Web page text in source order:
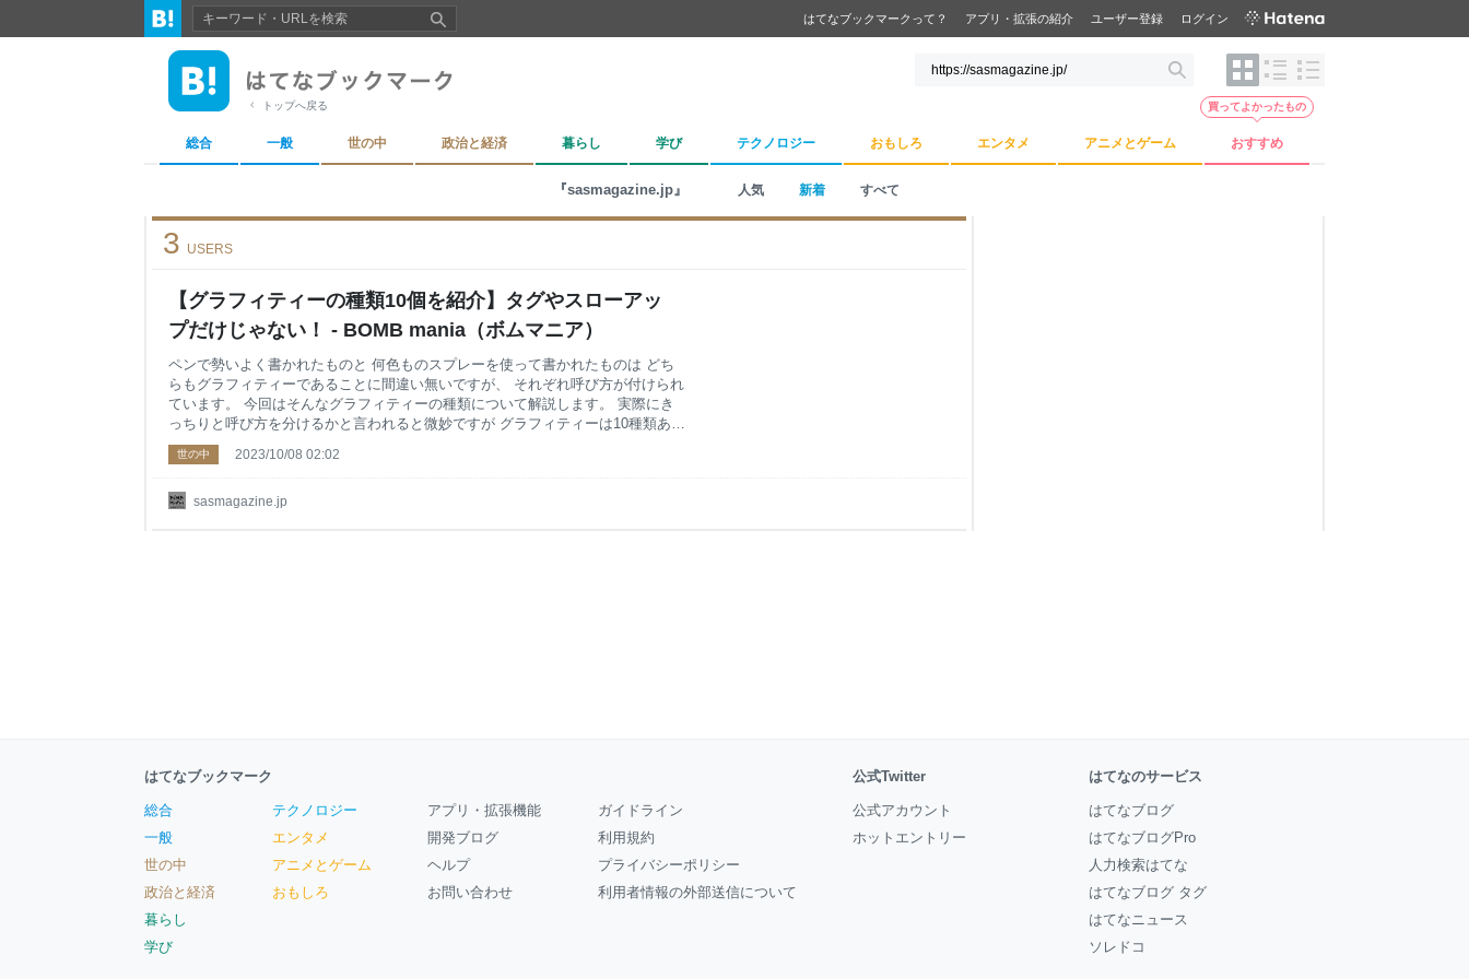
はてなブックマークって？ アプリ・拡張の紹介 ユーザー登録 ログイン
トップへ戻る
総合 一般 世の中 政治と経済 暮らし 学び テクノロジー おもしろ エンタメ アニメとゲーム おすすめ
買ってよかったもの
『sasmagazine.jp』 人気 新着 すべて
【グラフィティーの種類10個を紹介】タグやスローアッ
プだけじゃない！ - BOMB mania（ボムマニア）
3 USERS
sasmagazine.jp
ペンで勢いよく書かれたものと 何色ものスプレーを使って書かれたものは どち
らもグラフィティーであることに間違い無いですが、 それぞれ呼び方が付けられ
ています。 今回はそんなグラフィティーの種類について解説します。 実際にき
っちりと呼び方を分けるかと言われると微妙ですが グラフィティーは10種類あり
ます。 グラフィティーの種類についてYouTubeの動画でも解説しています。 ▼
グラフィティの種類をYouTubeで見る youtu.be ▼グラフィティアイテムが買える
10選 グラフィティーの種類① タグとは？ グラフィティーの種類② ホローと
世の中 2023/10/08 02:02
はてなブックマーク
総合
一般
世の中
政治と経済
暮らし
学び
テクノロジー
エンタメ
アニメとゲーム
おもしろ
アプリ・拡張機能
開発ブログ
ヘルプ
お問い合わせ
ガイドライン
利用規約
プライバシーポリシー
利用者情報の外部送信について
公式Twitter
公式アカウント
ホットエントリー
はてなのサービス
はてなブログ
はてなブログPro
人力検索はてな
はてなブログ タグ
はてなニュース
ソレドコ